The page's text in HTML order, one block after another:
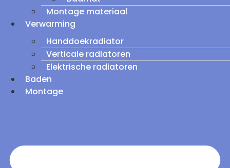
Montage materiaal
Verwarming
Handdoekradiator
Verticale radiatoren
Elektrische radiatoren
Baden
Montage